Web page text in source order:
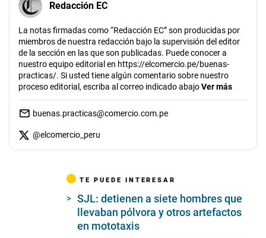
Redacción EC
La notas firmadas como “Redacción EC” son producidas por
miembros de nuestra redacción bajo la supervisión del editor
de la sección en las que son publicadas. Puede conocer a
nuestro equipo editorial en https://elcomercio.pe/buenas-
practicas/. Si usted tiene algún comentario sobre nuestro
proceso editorial, escriba al correo indicado abajoVer más
buenas.practicas@comercio.com.pe
@elcomercio_peru
TE PUEDE INTERESAR
SJL: detienen a siete hombres que
llevaban pólvora y otros artefactos
en mototaxis